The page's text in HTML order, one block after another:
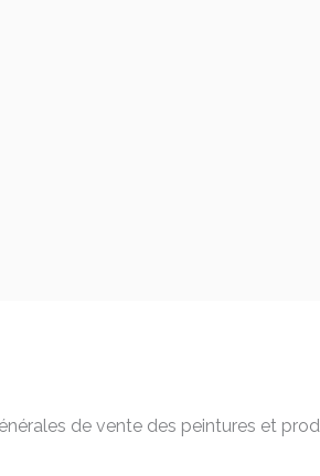
de vente des peintures et